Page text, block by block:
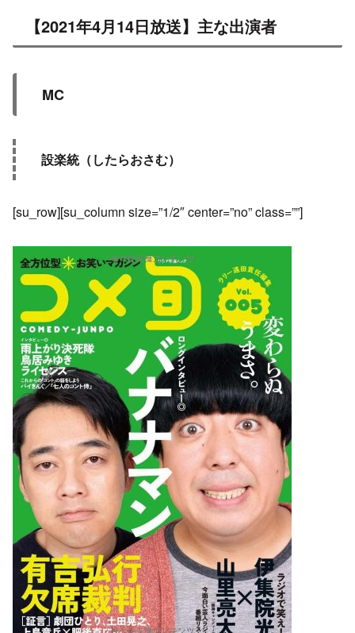
【2021年4月14日放送】主な出演者
MC
設楽統（したらおさむ）
[su_row][su_column size=”1/2″ center=”no” class=””]